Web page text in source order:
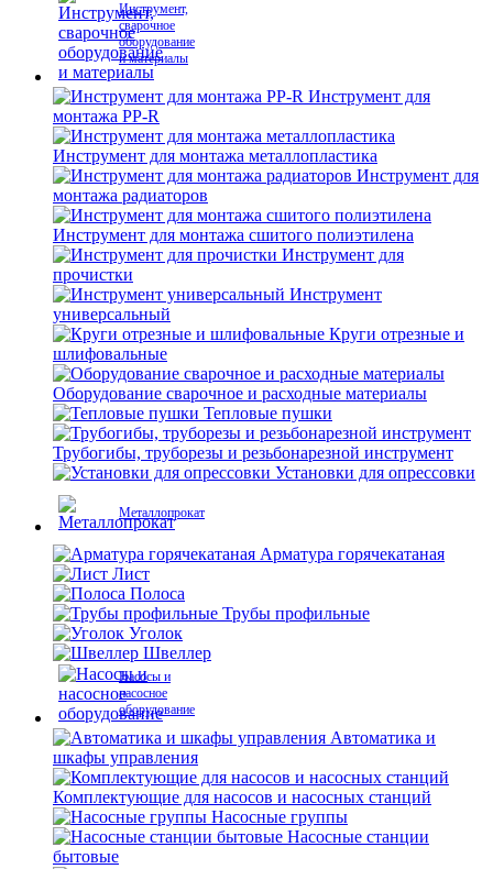
Инструмент,
сварочное
оборудование
и материалы
Инструмент для
монтажа PP-R
Инструмент для монтажа металлопластика
Инструмент для
монтажа радиаторов
Инструмент для монтажа сшитого полиэтилена
Инструмент для
прочистки
Инструмент
универсальный
Круги отрезные и
шлифовальные
Оборудование сварочное и расходные материалы
Тепловые пушки
Трубогибы, труборезы и резьбонарезной инструмент
Установки для опрессовки
Металлопрокат
Арматура горячекатаная
Лист
Полоса
Трубы профильные
Уголок
Швеллер
Насосы и
насосное
оборудование
Автоматика и
шкафы управления
Комплектующие для насосов и насосных станций
Насосные группы
Насосные станции
бытовые